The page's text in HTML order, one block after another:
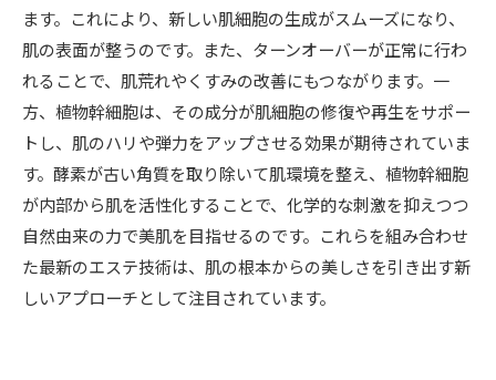
ます。これにより、新しい肌細胞の生成がスムーズになり、
肌の表面が整うのです。また、ターンオーバーが正常に行わ
れることで、肌荒れやくすみの改善にもつながります。一
方、植物幹細胞は、その成分が肌細胞の修復や再生をサポー
トし、肌のハリや弾力をアップさせる効果が期待されていま
す。酵素が古い角質を取り除いて肌環境を整え、植物幹細胞
が内部から肌を活性化することで、化学的な刺激を抑えつつ
自然由来の力で美肌を目指せるのです。これらを組み合わせ
た最新のエステ技術は、肌の根本からの美しさを引き出す新
しいアプローチとして注目されています。